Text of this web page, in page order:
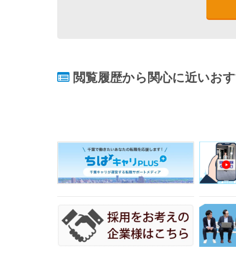
閲覧履歴から関心に近いお